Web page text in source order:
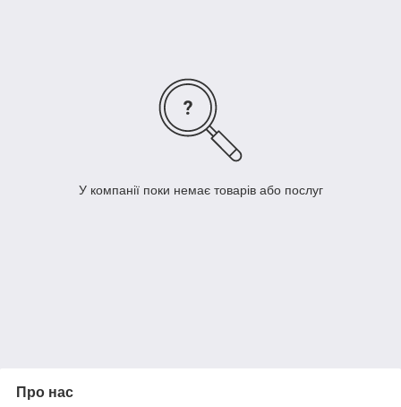
У компанії поки немає товарів або послуг
Про нас